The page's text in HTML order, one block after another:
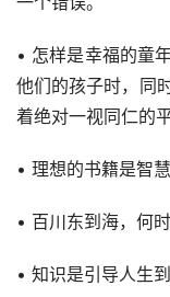
• 怎样是幸福的童
他们的孩子时，同
着绝对一视同仁的
• 理想的书籍是智慧
• 百川东到海，何
• 知识是引导人生